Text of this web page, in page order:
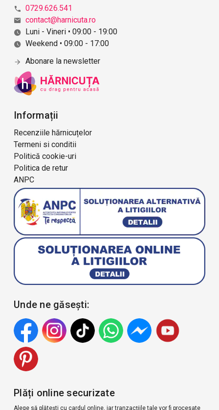
0729.626.541
contact@harnicuta.ro
Luni - Vineri • 09:00 - 19:00
Weekend • 09:00 - 17:00
Abonare la newsletter
Informații
Recenziile hărnicuțelor
Termeni si conditii
Politică cookie-uri
Politica de retur
ANPC
Unde ne găsești:
Plăți online securizate
Alege să plătești cu cardul online, iar tranzacțiile tale vor fi procesate